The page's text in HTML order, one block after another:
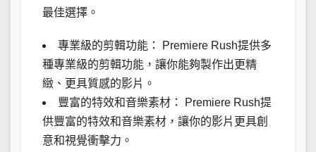
最佳選擇。
專業級的剪輯功能： Premiere Rush提供多
種專業級的剪輯功能，讓你能夠製作出更精
緻、更具質感的影片。
豐富的特效和音樂素材： Premiere Rush提
供豐富的特效和音樂素材，讓你的影片更具創
意和視覺衝擊力。